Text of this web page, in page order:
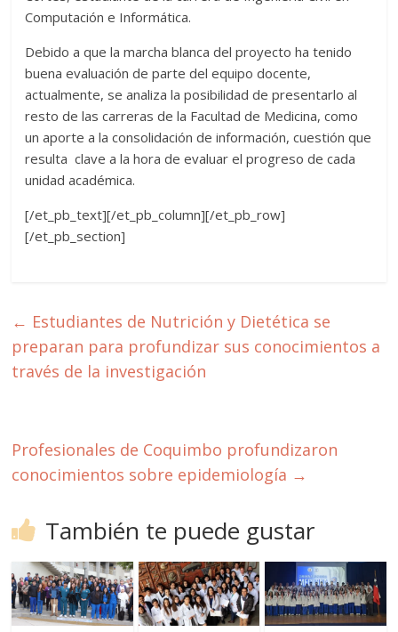
Computación e Informática.
Debido a que la marcha blanca del proyecto ha tenido
buena evaluación de parte del equipo docente,
actualmente, se analiza la posibilidad de presentarlo al
resto de las carreras de la Facultad de Medicina, como
un aporte a la consolidación de información, cuestión que
resulta clave a la hora de evaluar el progreso de cada
unidad académica.
[/et_pb_text][/et_pb_column][/et_pb_row]
[/et_pb_section]
← Estudiantes de Nutrición y Dietética se
preparan para profundizar sus conocimientos a
través de la investigación
Profesionales de Coquimbo profundizaron
conocimientos sobre epidemiología →
También te puede gustar